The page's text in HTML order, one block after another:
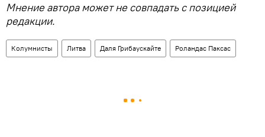
Мнение автора может не совпадать с позицией
редакции.
Колумнисты Литва Даля Грибаускайте Роландас Паксас